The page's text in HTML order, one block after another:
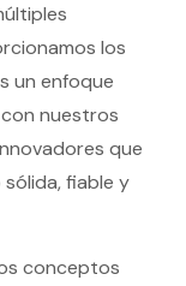
los
un enfoque
nuestros
que
fiable y
conceptos